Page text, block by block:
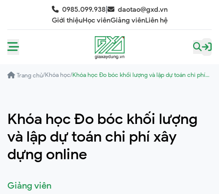
0985.099.938|
daotao@gxd.vn
Giới thiệuHọc viênGiảng viênLiên hệ
Trang chủ/Khóa học/Khóa học Đo bóc khối lượng và lập dự toán chi phí
Khóa học Đo bóc khối lượng
và lập dự toán chi phí xây
dựng online
Giảng viên